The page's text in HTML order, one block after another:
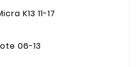
K13 11-17
06-13